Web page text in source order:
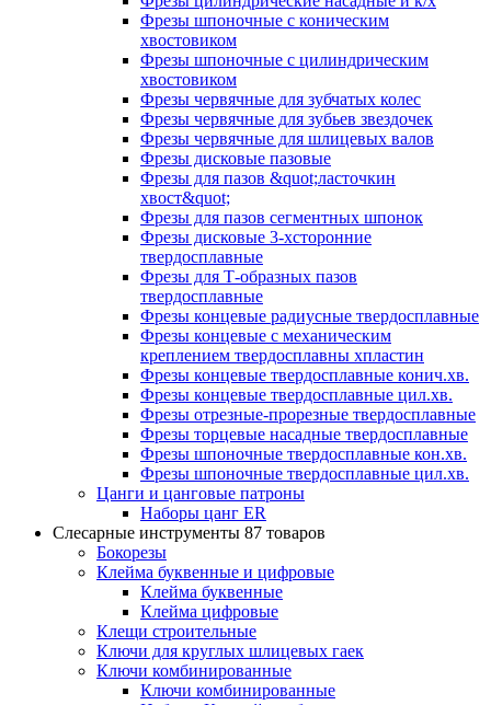
Фрезы шпоночные с коническим
хвостовиком
Фрезы шпоночные с цилиндрическим
хвостовиком
Фрезы червячные для зубчатых колес
Фрезы червячные для зубьев звездочек
Фрезы червячные для шлицевых валов
Фрезы дисковые пазовые
Фрезы для пазов &quot;ласточкин
хвост&quot;
Фрезы для пазов сегментных шпонок
Фрезы дисковые 3-хсторонние
твердосплавные
Фрезы для Т-образных пазов
твердосплавные
Фрезы концевые радиусные твердосплавные
Фрезы концевые с механическим
креплением твердосплавны хпластин
Фрезы концевые твердосплавные конич.хв.
Фрезы концевые твердосплавные цил.хв.
Фрезы отрезные-прорезные твердосплавные
Фрезы торцевые насадные твердосплавные
Фрезы шпоночные твердосплавные кон.хв.
Фрезы шпоночные твердосплавные цил.хв.
Цанги и цанговые патроны
Наборы цанг ER
Слесарные инструменты 87 товаров
Бокорезы
Клейма буквенные и цифровые
Клейма буквенные
Клейма цифровые
Клещи строительные
Ключи для круглых шлицевых гаек
Ключи комбинированные
Ключи комбинированные